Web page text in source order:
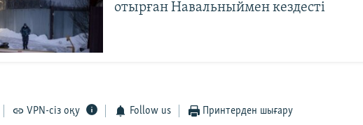
отырған Навальныймен кездесті
VPN-сіз оқу Follow us Принтерден шығару